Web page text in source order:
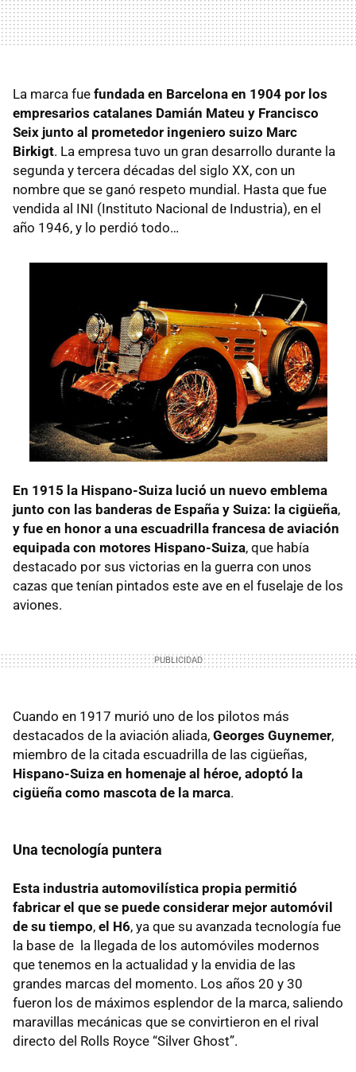
La marca fue fundada en Barcelona en 1904 por los
empresarios catalanes Damián Mateu y Francisco
Seix junto al prometedor ingeniero suizo Marc
Birkigt. La empresa tuvo un gran desarrollo durante la
segunda y tercera décadas del siglo XX, con un
nombre que se ganó respeto mundial. Hasta que fue
vendida al INI (Instituto Nacional de Industria), en el
año 1946, y lo perdió todo…
En 1915 la Hispano-Suiza lució un nuevo emblema
junto con las banderas de España y Suiza: la cigüeña,
y fue en honor a una escuadrilla francesa de aviación
equipada con motores Hispano-Suiza, que había
destacado por sus victorias en la guerra con unos
cazas que tenían pintados este ave en el fuselaje de los
aviones.
Cuando en 1917 murió uno de los pilotos más
destacados de la aviación aliada, Georges Guynemer,
miembro de la citada escuadrilla de las cigüeñas,
Hispano-Suiza en homenaje al héroe, adoptó la
cigüeña como mascota de la marca.
Una tecnología puntera
Esta industria automovilística propia permitió
fabricar el que se puede considerar mejor automóvil
de su tiempo, el H6, ya que su avanzada tecnología fue
la base de la llegada de los automóviles modernos
que tenemos en la actualidad y la envidia de las
grandes marcas del momento. Los años 20 y 30
fueron los de máximos esplendor de la marca, saliendo
maravillas mecánicas que se convirtieron en el rival
directo del Rolls Royce “Silver Ghost”.